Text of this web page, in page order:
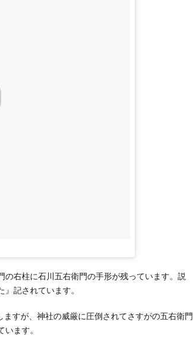
右柱に石川五右衛門の手形が残っています。説
記されています。
すが、神社の威厳に圧倒されてさすがの五右衛門
ます。